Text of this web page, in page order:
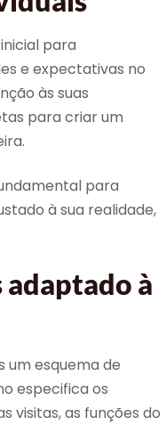
para
e expectativas no
às suas
para criar um
para
à sua realidade,
adaptado à
um esquema de
especifica os
visitas, as funções do